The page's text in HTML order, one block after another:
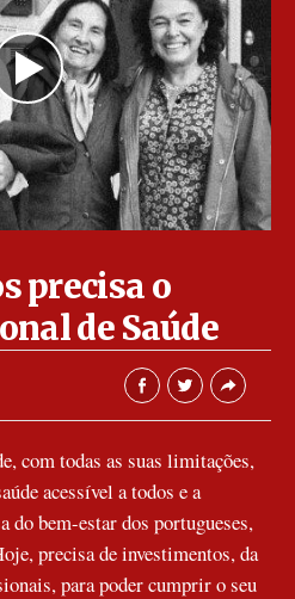
precisa o
de Saúde
com todas as suas limitações,
acessível a todos e a
do bem-estar dos portugueses,
precisa de investimentos, da
para poder cumprir o seu